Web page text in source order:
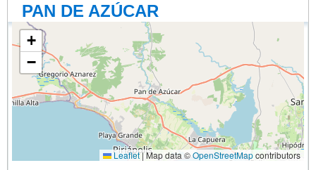
PAN DE AZÚCAR
+
−
Leaflet|Map data ©OpenStreetMapcontributors